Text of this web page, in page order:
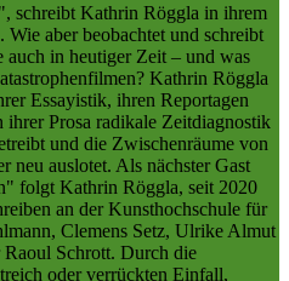
schreibt Kathrin Röggla in ihrem
aber beobachtet und schreibt
auch in heutiger Zeit – und was
Kathrin Röggla
Essayistik, ihren Reportagen
ihrer Prosa radikale Zeitdiagnostik
und die Zwischenräume von
neu auslotet. Als nächster Gast
folgt Kathrin Röggla, seit 2020
an der Kunsthochschule für
Clemens Setz, Ulrike Almut
Raoul Schrott. Durch die
oder verrückten Einfall,